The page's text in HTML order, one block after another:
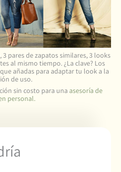
pares de zapatos similares, 3 looks
al mismo tiempo. ¿La clave? Los
añadas para adaptar tu look a la
de uso.
sin costo para una asesoría de
personal.